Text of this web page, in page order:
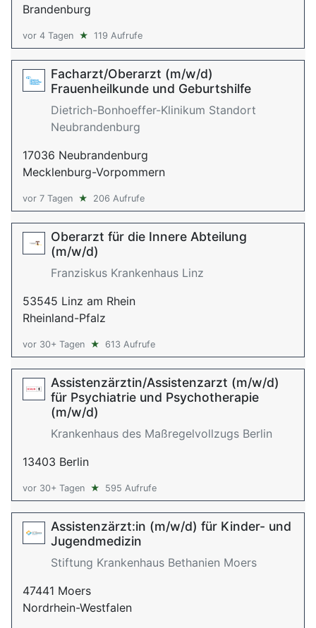
Brandenburg
vor 4 Tagen ★ 119 Aufrufe
Facharzt/Oberarzt (m/w/d)
Frauenheilkunde und Geburtshilfe
Dietrich-Bonhoeffer-Klinikum Standort
Neubrandenburg
17036 Neubrandenburg
Mecklenburg-Vorpommern
vor 7 Tagen ★ 206 Aufrufe
Oberarzt für die Innere Abteilung
(m/w/d)
Franziskus Krankenhaus Linz
53545 Linz am Rhein
Rheinland-Pfalz
vor 30+ Tagen ★ 613 Aufrufe
Assistenzärztin/Assistenzarzt (m/w/d)
für Psychiatrie und Psychotherapie
(m/w/d)
Krankenhaus des Maßregelvollzugs Berlin
13403 Berlin
vor 30+ Tagen ★ 595 Aufrufe
Assistenzärzt:in (m/w/d) für Kinder- und
Jugendmedizin
Stiftung Krankenhaus Bethanien Moers
47441 Moers
Nordrhein-Westfalen